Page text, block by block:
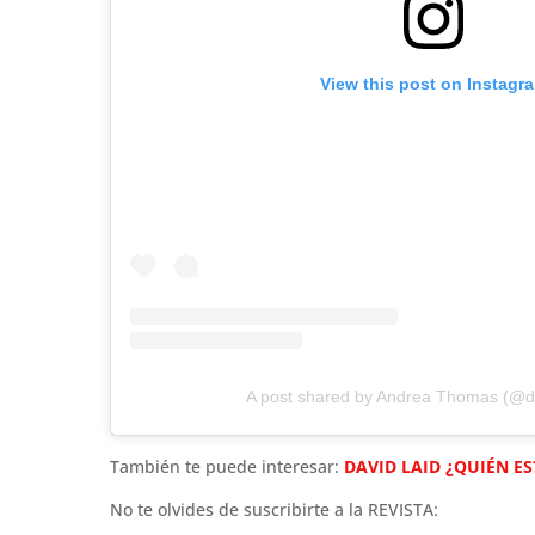
View this post on
A post shared by Andrea Thomas
También te puede interesar: DAVID LAID ¿QUIÉN
No te olvides de suscribirte a la REVISTA: